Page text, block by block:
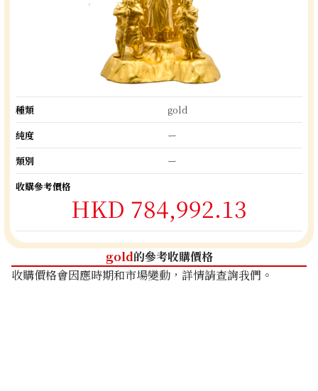
種類
gold
純度
ー
類別
ー
收購參考價格
HKD 784,992.13
gold的參考收購價格
收購價格會因應時期和市場變動，詳情請查詢我們。